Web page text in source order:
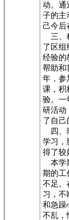
动。通
子的主
己今后
三、
了区组
经验的
帮助和
年，参
课，积
验。一
研活动
了自己
四、
学习，
得了较
本学
期的工
不足。
习，不
和急躁
不乱，